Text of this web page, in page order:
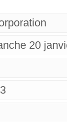
20